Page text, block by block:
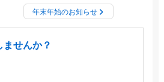
年末年始のお知らせ
ませんか？